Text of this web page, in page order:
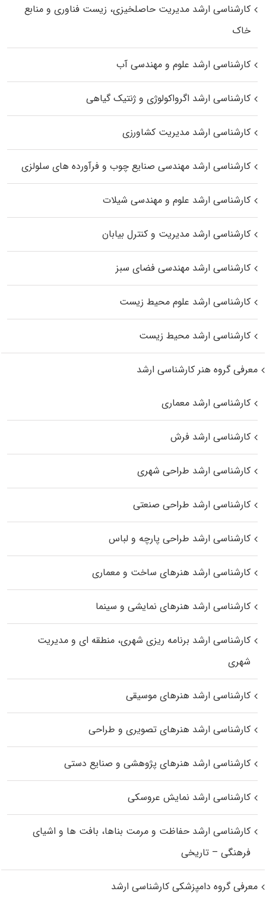
کارشناسی ارشد مدیریت حاصلخیزی، زیست فناوری و منابع
خاک
کارشناسی ارشد علوم و مهندسی آب
کارشناسی ارشد اگرواکولوژی و ژنتیک گیاهی
کارشناسی ارشد مدیریت کشاورزی
کارشناسی ارشد مهندسی صنایع چوب و فرآورده‌ های سلولزی
کارشناسی ارشد علوم و مهندسی شیلات
کارشناسی ارشد مدیریت و کنترل بیابان
کارشناسی ارشد مهندسی فضای سبز
کارشناسی ارشد علوم محیط‌ زیست
کارشناسی ارشد محیط زیست
معرفی گروه هنر کارشناسی ارشد
کارشناسی ارشد معماری
کارشناسی ارشد فرش
کارشناسی ارشد طراحی شهری
کارشناسی ارشد طراحی صنعتی
کارشناسی ارشد طراحی پارچه و لباس
کارشناسی ارشد هنرهای ساخت و معماری
کارشناسی ارشد هنرهای نمایشی و سینما
کارشناسی ارشد برنامه ریزی شهری، منطقه‌ ای و مدیریت
شهری
کارشناسی ارشد هنرهای موسیقی
کارشناسی ارشد هنرهای تصویری و طراحی
کارشناسی ارشد هنرهای پژوهشی و صنایع دستی
کارشناسی ارشد نمایش عروسکی
کارشناسی ارشد حفاظت و مرمت بناها، بافت‌ ها و اشیای
فرهنگی – تاریخی
معرفی گروه دامپزشکی کارشناسی ارشد